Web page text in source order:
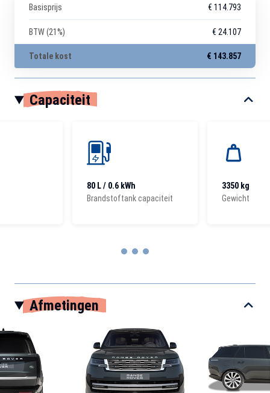
Basisprijs € 114.793
BTW (21%) € 24.107
Totale kost € 143.857
Capaciteit
80 L / 0.6 kWh
Brandstoftank capaciteit
3350 kg
Gewicht
Afmetingen